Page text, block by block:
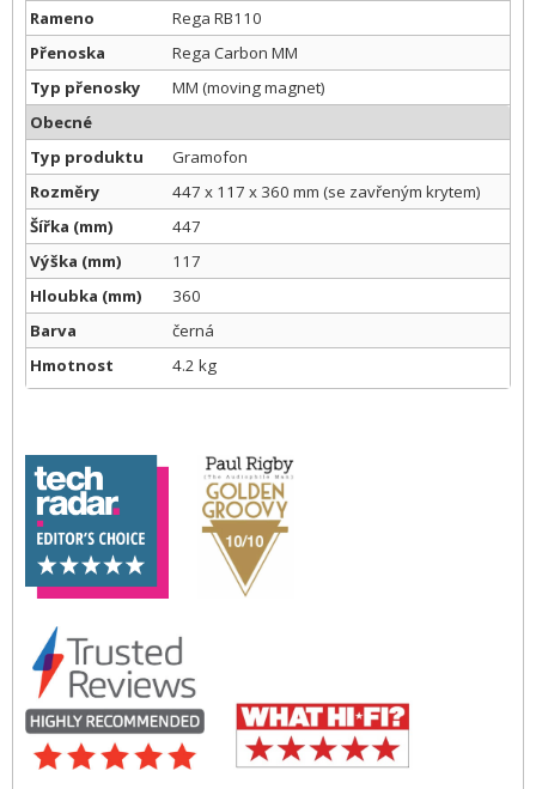
Rameno
Rega RB110
Přenoska
Rega Carbon MM
Typ přenosky
MM (moving magnet)
Obecné
Typ produktu
Gramofon
Rozměry
447 x 117 x 360 mm (se zavřeným krytem)
Šířka (mm)
447
Výška (mm)
117
Hloubka (mm)
360
Barva
černá
Hmotnost
4.2 kg